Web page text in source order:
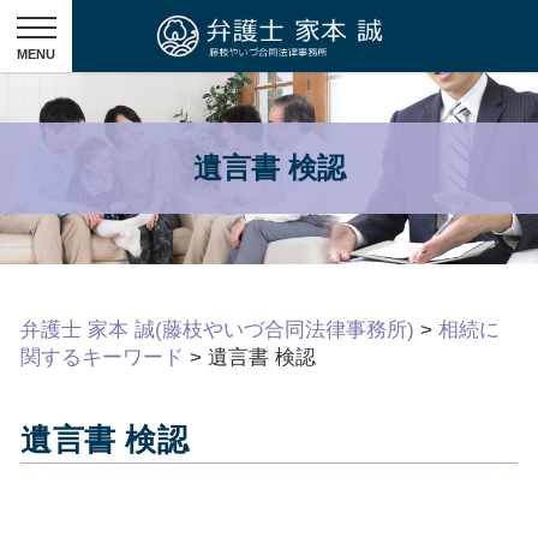
遺言書 検認
弁護士 家本 誠(藤枝やいづ合同法律事務所) > 相続に
関するキーワード > 遺言書 検認
遺言書 検認